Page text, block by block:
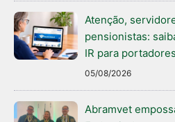
Atenção,
pensionistas:
IR para
05/08/2026
Abramvet